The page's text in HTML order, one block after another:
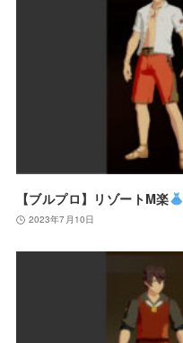
【ブルプロ】リゾートM楽
2023年7月10日